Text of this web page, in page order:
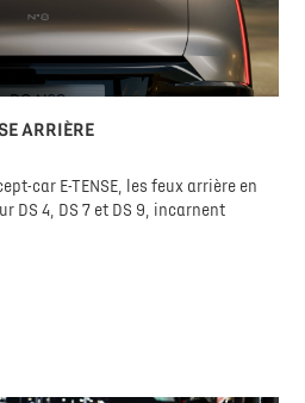
ARRIÈRE
car E-TENSE, les feux arrière en
DS 4, DS 7 et DS 9, incarnent